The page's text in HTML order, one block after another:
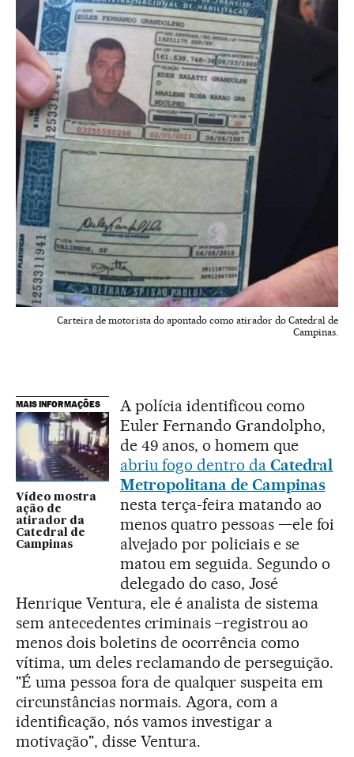
Carteira de motorista do apontado como atirador do Catedral de
Campinas.
MAIS INFORMAÇÕES
Vídeo mostra
ação de
atirador da
Catedral de
Campinas
A polícia identificou como
Euler Fernando Grandolpho,
de 49 anos, o homem que
abriu fogo dentro da Catedral
Metropolitana de Campinas
nesta terça-feira matando ao
menos quatro pessoas —ele foi
alvejado por policiais e se
matou em seguida. Segundo o
delegado do caso, José
Henrique Ventura, ele é analista de sistema
sem antecedentes criminais –registrou ao
menos dois boletins de ocorrência como
vítima, um deles reclamando de perseguição.
"É uma pessoa fora de qualquer suspeita em
circunstâncias normais. Agora, com a
identificação, nós vamos investigar a
motivação", disse Ventura.